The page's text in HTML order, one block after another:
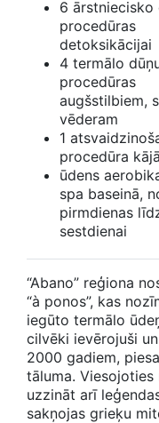
6 ārstniecisko
procedūras
detoksikācijai
4 termālo
procedūras
augšstilbiem,
vēderam
1
procedūra
ūdens
spa baseinā,
pirmdienas
sestdienai
“Abano” reģiona
“à ponos”, kas
iegūto termālo
cilvēki ievērojuši
2000 gadiem,
tāluma. Viesojoties
uzzināt arī
sakņojas grieķu